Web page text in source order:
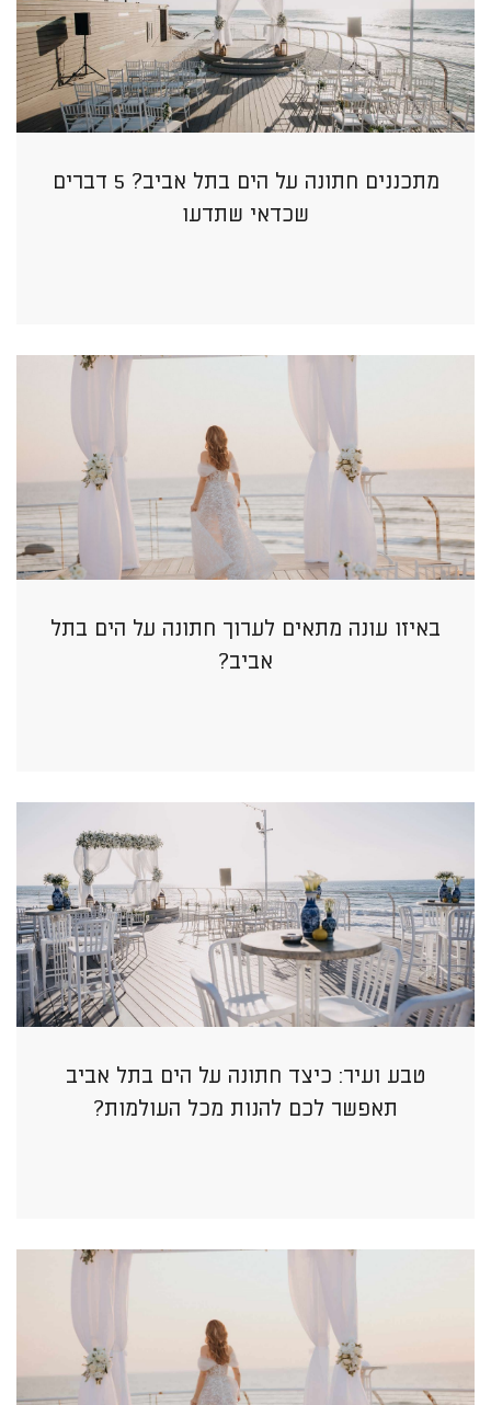
מתכננים חתונה על הים בתל אביב? 5 דברים
שכדאי שתדעו
באיזו עונה מתאים לערוך חתונה על הים בתל
אביב?
טבע ועיר: כיצד חתונה על הים בתל אביב
תאפשר לכם להנות מכל העולמות?